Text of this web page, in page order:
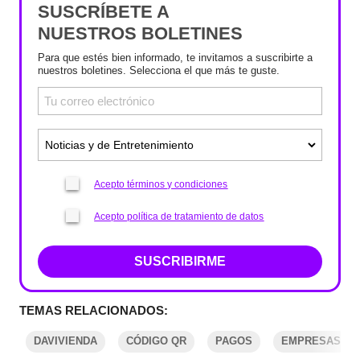
SUSCRÍBETE A
NUESTROS BOLETINES
Para que estés bien informado, te invitamos a suscribirte a
nuestros boletines. Selecciona el que más te guste.
Acepto términos y condiciones
Acepto política de tratamiento de datos
SUSCRIBIRME
TEMAS RELACIONADOS:
DAVIVIENDA CÓDIGO QR PAGOS EMPRESAS